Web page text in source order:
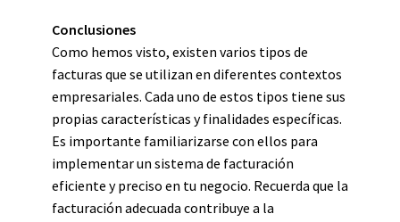
Conclusiones
Como hemos visto, existen varios tipos de
facturas que se utilizan en diferentes contextos
empresariales. Cada uno de estos tipos tiene sus
propias características y finalidades específicas.
Es importante familiarizarse con ellos para
implementar un sistema de facturación
eficiente y preciso en tu negocio. Recuerda que la
facturación adecuada contribuye a la